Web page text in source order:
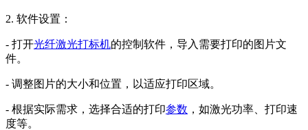
2. 软件设置：
- 打开光纤激光打标机的控制软件，导入需要打印的图片文
件。
- 调整图片的大小和位置，以适应打印区域。
- 根据实际需求，选择合适的打印参数 ，如激光功率、打印速
度等。